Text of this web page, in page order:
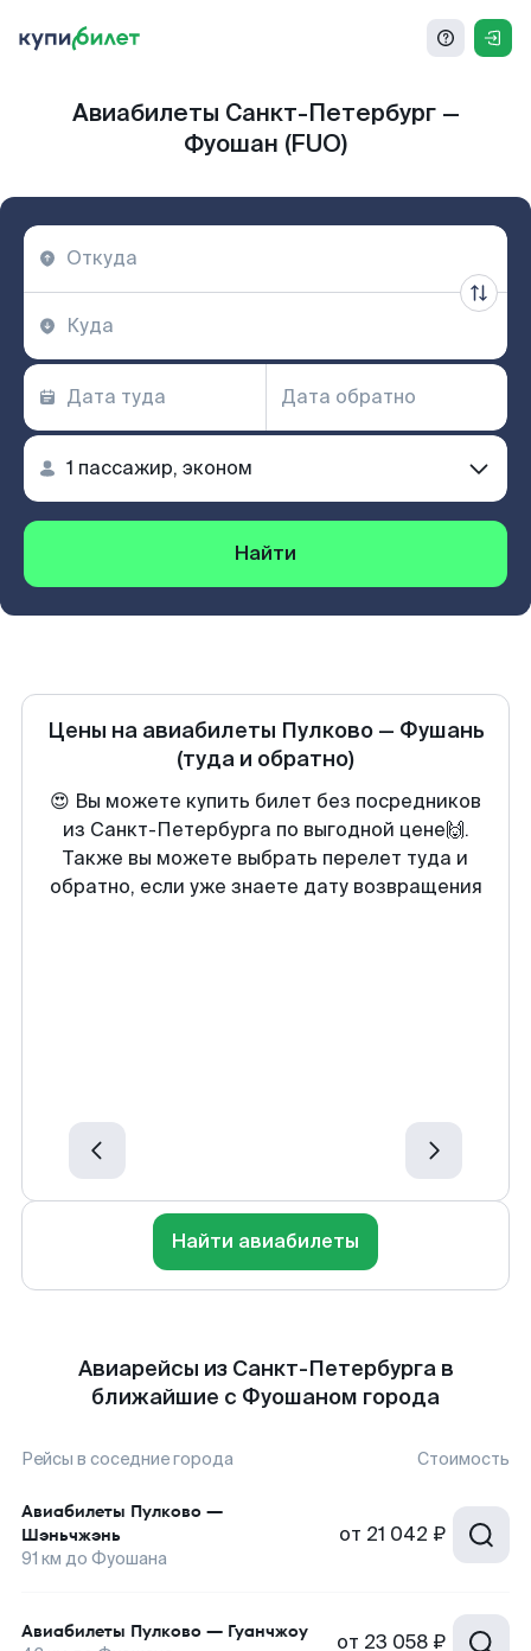
Авиабилеты Санкт-Петербург —
Фуошан (FUO)
Найти
Цены на авиабилеты Пулково— Фушань
(туда и обратно)
😍 Вы можете купить билет без посредников
из Санкт-Петербурга по выгодной цене🙌.
Также вы можете выбрать перелет туда и
обратно, если уже знаете дату возвращения
Найти авиабилеты
Авиарейсы из Санкт-Петербурга в
ближайшие с Фуошаном города
Рейсы в соседние города Стоимость
Авиабилеты Пулково —
Шэньчжэнь
91 км до Фуошана
от 21 042 ₽
Авиабилеты Пулково — Гуанчжоу от 23 058 ₽